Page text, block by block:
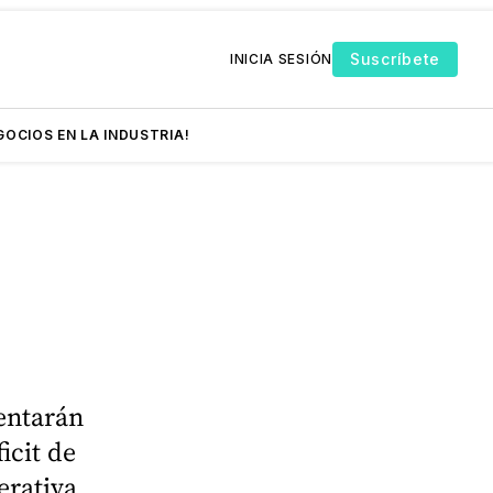
INICIA SESIÓN Suscríbete
EN LA INDUSTRIA!
de